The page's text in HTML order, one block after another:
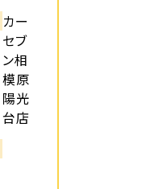
カー
セブ
ン相
模原
陽光
台店